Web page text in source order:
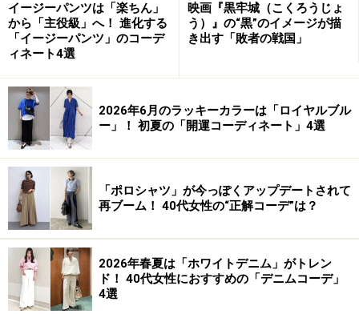
のブルー系、落ち着いたサーモンピンク、オフホワイト
などがおすすめです。それでは、具体的なコーディネー
トの例を見ていきましょう。
■淡いピンクのコサージュを、ネイビーのパンツスーツ
に
出典： WEAR
淡いピンクのコサージュは、異素材の組み合わせによっ
て、色彩に奥行きが感じられます。ネイビーのパンツス
ーツは、Vネックノーカラージャケットとタックテーパ
ードパンツの組み合わせ。センターに細かめのピンタッ
クを施した白いブラウスをインして、3連パールネック
イージーパンツは「楽ちん」
から「主役級」へ！ 進化する
「イージーパンツ」のコーデ
ィネート4選
映画『黒牢城（こくろうじょ
う）』の“黒”のイメージが描
き出す「敗者の戦国」
2026年6月のラッキーカラーは「ロイヤルブル
ー」！ 初夏の「開運コーディネート」4選
「ポロシャツ」が今っぽくアップデートされて
再ブーム！ 40代女性の“正解コーデ”は？
2026年春夏は「ホワイトデニム」がトレン
ド！ 40代女性におすすめの「デニムコーデ」
4選